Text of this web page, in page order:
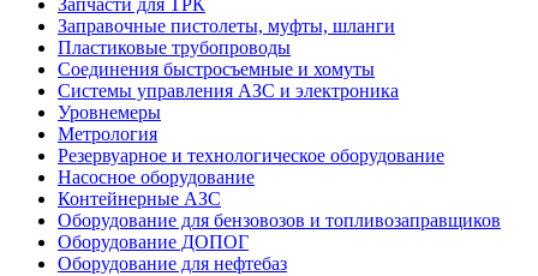
Запчасти для ТРК
Заправочные пистолеты, муфты, шланги
Пластиковые трубопроводы
Соединения быстросъемные и хомуты
Системы управления АЗС и электроника
Уровнемеры
Метрология
Резервуарное и технологическое оборудование
Насосное оборудование
Контейнерные АЗС
Оборудование для бензовозов и топливозаправщиков
Оборудование ДОПОГ
Оборудование для нефтебаз